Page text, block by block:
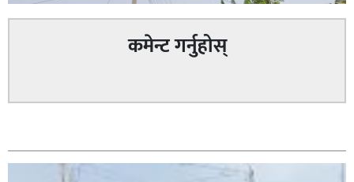
कमेन्ट गर्नुहोस्